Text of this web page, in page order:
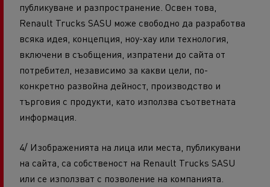
публикуване и разпространение. Освен това,
Renault Trucks SASU може свободно да разработва
всяка идея, концепция, ноу-хау или технология,
включени в съобщения, изпратени до сайта от
потребител, независимо за какви цели, по-
конкретно развойна дейност, производство и
търговия с продукти, като използва съответната
информация.
4/ Изображенията на лица или места, публикувани
на сайта, са собственост на Renault Trucks SASU
или се използват с позволение на компанията.